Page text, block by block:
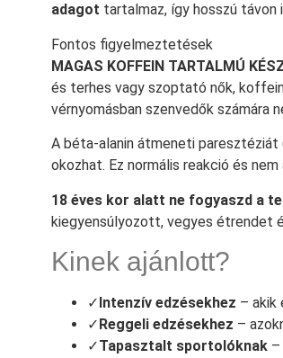
adagot tartalmaz, így hosszú távon
Fontos figyelmeztetések
MAGAS KOFFEIN TARTALMÚ
és terhes vagy szoptató nők,
vérnyomásban szenvedők számára
A béta-alanin átmeneti
okozhat. Ez normális reakció és nem
18 éves kor alatt ne fogyaszd a
kiegyensúlyozott, vegyes étrendet
Kinek ajánlott?
✓Intenzív edzésekhez – akik
✓Reggeli edzésekhez –
✓Tapasztalt sportolóknak